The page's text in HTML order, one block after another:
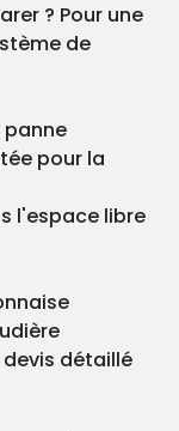
? Pour une
de
panne
pour la
l'espace libre
détaillé